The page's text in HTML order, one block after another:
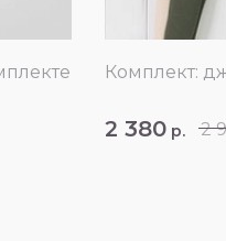
Комплект:
2
2 380 р.